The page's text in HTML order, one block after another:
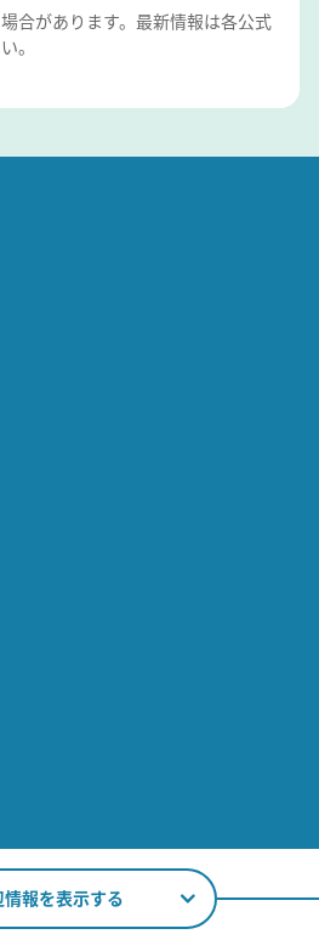
合があります。最新情報は各公式
。
情報を表示する